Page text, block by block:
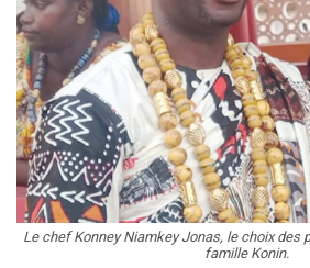
Le chef Konney Niamkey Jonas, le choix des
famille Konin.